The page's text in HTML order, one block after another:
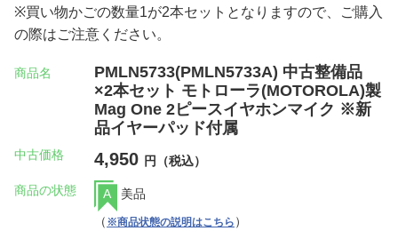
※買い物かごの数量1が2本セットとなりますので、ご購入
の際はご注意ください。
商品名
PMLN5733(PMLN5733A) 中古整備品
×2本セット モトローラ(MOTOROLA)製
Mag One 2ピースイヤホンマイク ※新
品イヤーパッド付属
中古価格 4,950 円（税込）
商品の状態 A
美品
（ ※商品状態の説明はこちら ）